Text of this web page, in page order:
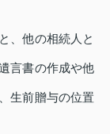
、他の相続人と
言書の作成や他
生前贈与の位置